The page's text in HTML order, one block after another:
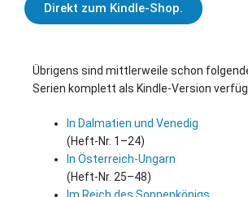
Direkt zum Kindle-Shop.
Übrigens sind mittlerweile schon
Serien komplett als Kindle-Version
In Dalmatien und Venedig
(Heft-Nr. 1–24)
In Österreich-Ungarn
(Heft-Nr. 25–48)